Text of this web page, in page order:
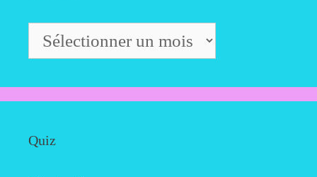
Archives
Quiz